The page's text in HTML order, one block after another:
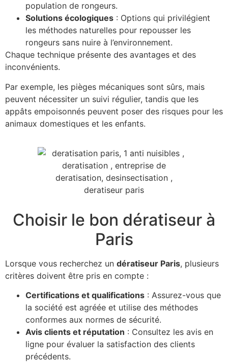
population de rongeurs.
Solutions écologiques : Options qui privilégient
les méthodes naturelles pour repousser les
rongeurs sans nuire à l’environnement.
Chaque technique présente des avantages et des
inconvénients.
Par exemple, les pièges mécaniques sont sûrs, mais
peuvent nécessiter un suivi régulier, tandis que les
appâts empoisonnés peuvent poser des risques pour les
animaux domestiques et les enfants.
Choisir le bon dératiseur à
Paris
Lorsque vous recherchez un dératiseur Paris, plusieurs
critères doivent être pris en compte :
Certifications et qualifications : Assurez-vous que
la société est agréée et utilise des méthodes
conformes aux normes de sécurité.
Avis clients et réputation : Consultez les avis en
ligne pour évaluer la satisfaction des clients
précédents.